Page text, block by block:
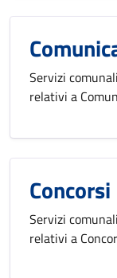
Servizi
relativi a
Concorsi
Servizi
relativi a